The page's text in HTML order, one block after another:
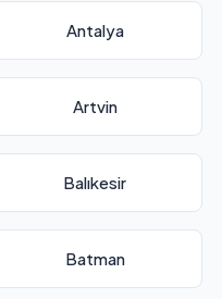
Antalya
Artvin
Balıkesir
Batman